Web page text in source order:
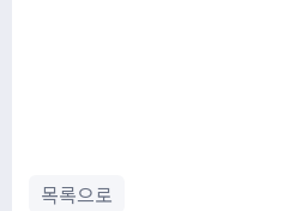
목록으로